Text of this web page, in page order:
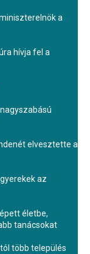
a
hívja fel a
elvesztette a
az
életbe,
tanácsokat
több település